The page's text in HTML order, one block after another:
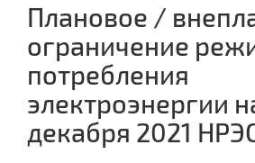
Плановое /
ограничение
потребления
электроэнергии
декабря 2021